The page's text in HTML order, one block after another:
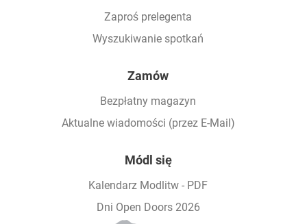
Zaproś prelegenta
Wyszukiwanie spotkań
Zamów
Bezpłatny magazyn
Aktualne wiadomości (przez E-Mail)
Módl się
Kalendarz Modlitw - PDF
Dni Open Doors 2026